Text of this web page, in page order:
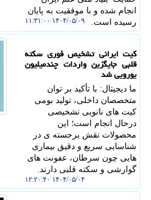
انجام شده و با موفقیت به پایان
رسیده است.
۱۴۰۴/۰۵/۰۹ ۱۱:۳۱:۰۰
کیت ایرانی تشخیص فوری سکته
قلبی جایگزین واردات چندمیلیون
یورویی شد
ما دیجیتال: با تأکید بر توان
متخصصان داخلی، تولید بومی
کیت های نانویی تشخیصی
درحال انجام است؛ این
محصولات نقش برجسته ی در
شناسایی سریع و دقیق بیماری
هایی چون سرطان، عفونت های
گوارشی و سکته قلبی دارند.
۱۴۰۴/۰۵/۰۴ ۱۲:۲۰:۴۰